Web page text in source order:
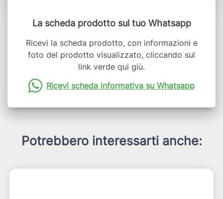
La scheda prodotto sul tuo Whatsapp
Ricevi la scheda prodotto, con informazioni e
foto del prodotto visualizzato, cliccando sul
link verde qui giù.
Ricevi scheda informativa su Whatsapp
Potrebbero interessarti anche: